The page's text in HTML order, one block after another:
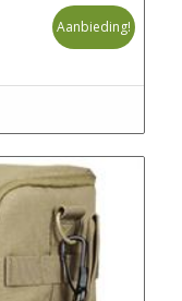
Aanbieding!